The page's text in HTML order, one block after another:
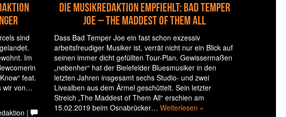
sind
Im
feat.
wir von…
|
Die Musikredaktion empfiehlt: Bad Temper
Joe – The Maddest of Them All
Dass Bad Temper Joe ein fast schon exzessiv
arbeitsfreudiger Musiker ist, verrät nicht nur ein Blick auf
seinen immer dicht gefüllten Tour-Plan. Gewissermaßen
„nebenher“ hat der Bielefelder Bluesmusiker in den
letzten Jahren insgesamt sechs Studio- und zwei
Livealben aus dem Ärmel geschüttelt. Sein letzter
Streich „The Maddest of Them All“ erschien am
15.02.2019 beim Osnabrücker… Weiterlesen »